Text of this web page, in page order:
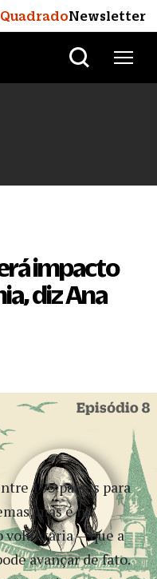
Newsletter
impacto
diz Ana
195 países para
mas é na
voluntária — que a
avançar de fato.